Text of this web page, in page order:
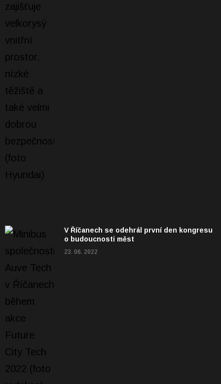
V Říčanech se odehrál první den kongresu
o budoucnosti měst
23. 06. 2022